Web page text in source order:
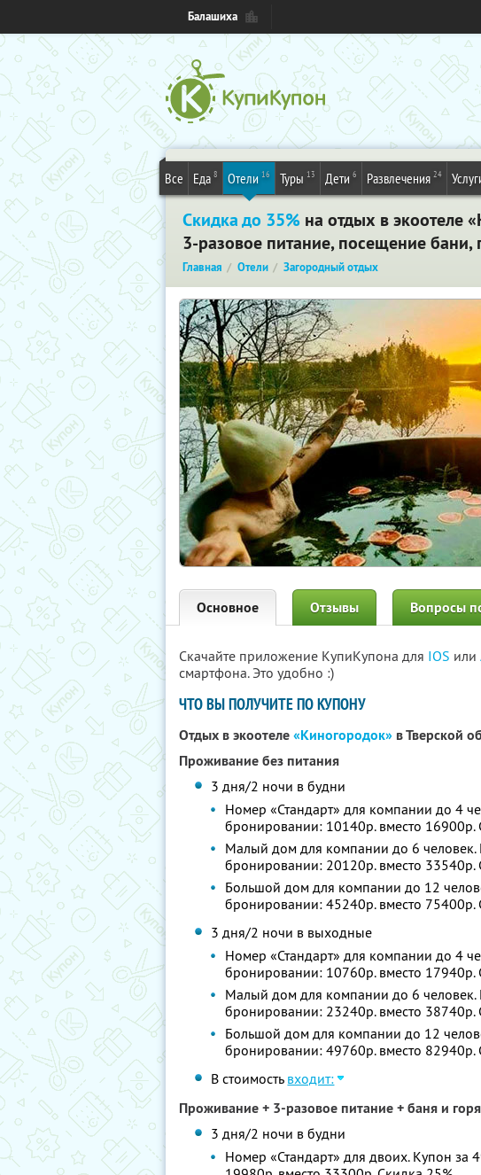
Балашиха
Все Еда 8 Отели 16 Туры 13 Дети 6 Развлечения 24
Скидка до 35% на отдых в экоотеле
3-разовое питание, посещение
Главная Отели Загородный отдых
Основное Отзывы Вопросы
Скачайте приложение КупиКупона для IOS или
смартфона. Это удобно :)
ЧТО ВЫ ПОЛУЧИТЕ ПО КУПОНУ
Отдых в экоотеле«Киногородок» в Тверской
Проживание без питания
3 дня/2 ночи в будни
Номер «Стандарт» для компании до 4
бронировании: 10140р. вместо 16900р.
Малый дом для компании до 6 человек.
бронировании: 20120р. вместо 33540р.
Большой дом для компании до 12
бронировании: 45240р. вместо 75400р.
3 дня/2 ночи в выходные
Номер «Стандарт» для компании до 4
бронировании: 10760р. вместо 17940р.
Малый дом для компании до 6 человек.
бронировании: 23240р. вместо 38740р.
Большой дом для компании до 12
бронировании: 49760р. вместо 82940р.
В стоимость входит:
Проживание + 3-разовое питание + баня и
3 дня/2 ночи в будни
Номер «Стандарт» для двоих. Купон за